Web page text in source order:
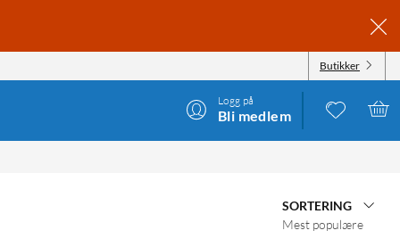
Butikker
Logg på
Bli medlem
SORTERING
Mest populære